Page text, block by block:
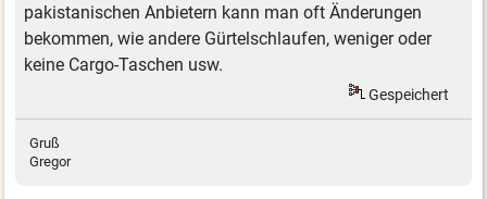
pakistanischen Anbietern kann man oft Änderungen
bekommen, wie andere Gürtelschlaufen, weniger oder
keine Cargo-Taschen usw.
Gespeichert
Gruß
Gregor